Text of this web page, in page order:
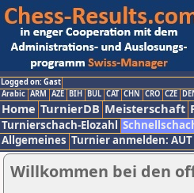
Logged on: Gast
Arabic ARM AZE BIH BUL CAT CHN CRO CZE
Home TurnierDB Meisterschaft
Turnierschach-Elozahl
Allgemeines Turnier anmelden: AUT
Willkommen bei den